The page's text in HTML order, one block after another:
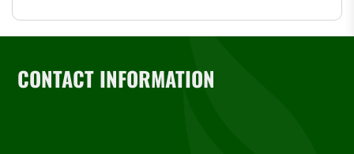
CONTACT INFORMATION